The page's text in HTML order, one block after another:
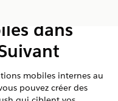
dans
mobiles internes au
pouvez créer des